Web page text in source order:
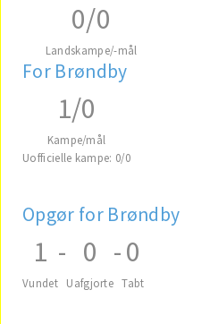
0/0
Landskampe/-mål
For Brøndby
1/0
Kampe/mål
Uofficielle kampe: 0/0
Opgør for Brøndby
1
Vundet
- 0
Uafgjorte
-0
Tabt